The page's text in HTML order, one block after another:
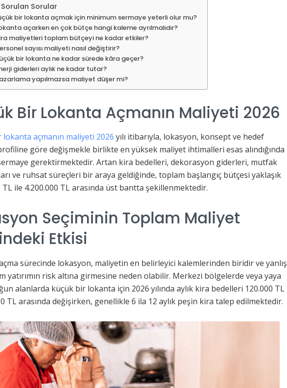
Sorulan Sorular
bir lokanta açmak için minimum sermaye yeterli olur mu?
açarken en çok bütçe hangi kaleme ayrılmalıdır?
maliyetleri toplam bütçeyi ne kadar etkiler?
sayısı maliyeti nasıl değiştirir?
bir lokanta ne kadar sürede kâra geçer?
giderleri aylık ne kadar tutar?
yapılmazsa maliyet düşer mi?
Bir Lokanta Açmanın Maliyeti 2026
lokanta açmanın maliyeti 2026 yılı itibarıyla, lokasyon, konsept ve hedef
göre değişmekle birlikte en yüksek maliyet ihtimalleri esas alındığında
gerektirmektedir. Artan kira bedelleri, dekorasyon giderleri, mutfak
ve ruhsat süreçleri bir araya geldiğinde, toplam başlangıç bütçesi yaklaşık
TL ile 4.200.000 TL arasında üst bantta şekillenmektedir.
Seçiminin Toplam Maliyet
Etkisi
sürecinde lokasyon, maliyetin en belirleyici kalemlerinden biridir ve yanlış
yatırımın risk altına girmesine neden olabilir. Merkezi bölgelerde veya yaya
alanlarda küçük bir lokanta için 2026 yılında aylık kira bedelleri 120.000 TL
TL arasında değişirken, genellikle 6 ila 12 aylık peşin kira talep edilmektedir.